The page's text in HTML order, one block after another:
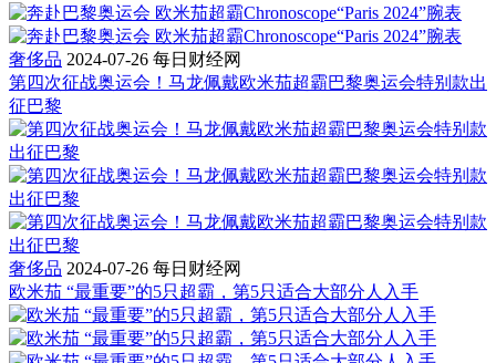
奢侈品 2024-07-26 每日财经网
第四次征战奥运会！马龙佩戴欧米茄超霸巴黎奥运会特别款出
征巴黎
奢侈品 2024-07-26 每日财经网
欧米茄 “最重要”的5只超霸，第5只适合大部分人入手